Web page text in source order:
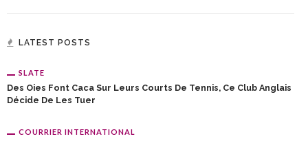
LATEST POSTS
SLATE
Des Oies Font Caca Sur Leurs Courts De Tennis, Ce Club Anglais
Décide De Les Tuer
COURRIER INTERNATIONAL